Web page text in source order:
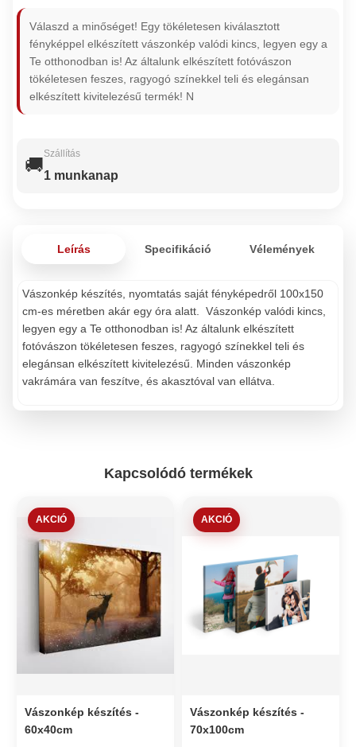
Válaszd a minőséget! Egy tökéletesen kiválasztott
fényképpel elkészített vászonkép valódi kincs, legyen egy a
Te otthonodban is! Az általunk elkészített fotóvászon
tökéletesen feszes, ragyogó színekkel teli és elegánsan
elkészített kivitelezésű termék! N
🚚
Szállítás
1 munkanap
Leírás Specifikáció Vélemények
Vászonkép készítés, nyomtatás saját fényképedről 100x150
cm-es méretben akár egy óra alatt. Vászonkép valódi kincs,
legyen egy a Te otthonodban is! Az általunk elkészített
fotóvászon tökéletesen feszes, ragyogó színekkel teli és
elegánsan elkészített kivitelezésű. Minden vászonkép
vakrámára van feszítve, és akasztóval van ellátva.
Kapcsolódó termékek
AKCIÓ
Vászonkép készítés -
60x40cm
AKCIÓ
Vászonkép készítés -
70x100cm